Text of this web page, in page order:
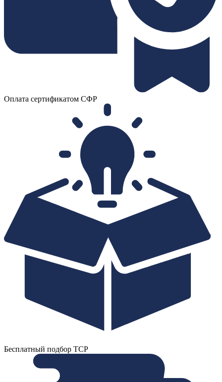
Оплата сертификатом СФР
Бесплатный подбор ТСР